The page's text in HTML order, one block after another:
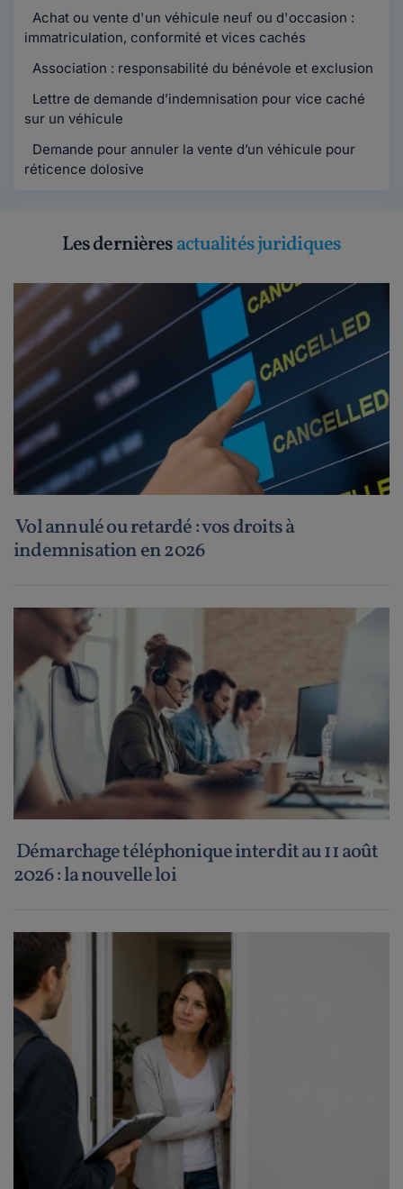
Achat ou vente d'un véhicule neuf ou d'occasion :
immatriculation, conformité et vices cachés
Association : responsabilité du bénévole et exclusion
Lettre de demande d’indemnisation pour vice caché
sur un véhicule
Demande pour annuler la vente d’un véhicule pour
réticence dolosive
Les dernièresactualités juridiques
Vol annulé ou retardé : vos droits à
indemnisation en 2026
Démarchage téléphonique interdit au 11 août
2026 : la nouvelle loi